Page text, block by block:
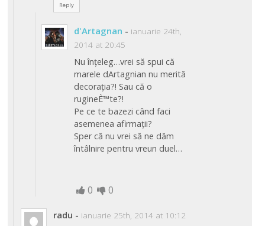
Reply
d'Artagnan - ianuarie 24th,
2014 at 20:45
Nu înțeleg…vrei să spui că
marele dArtagnian nu merită
decorația?! Sau că o
rugineÈ™te?!
Pe ce te bazezi când faci
asemenea afirmații?
Sper că nu vrei să ne dăm
întâlnire pentru vreun duel…
0 0
radu - ianuarie 25th, 2014 at 10:12